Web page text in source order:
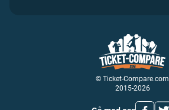
© Ticket-Compare.com
2015-2026